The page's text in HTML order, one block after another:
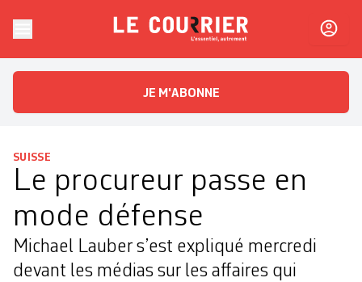
Le CourrierL'essentiel, autrement
JE M'ABONNE
SUISSE
Le procureur passe en
mode défense
Michael Lauber s’est expliqué mercredi
devant les médias sur les affaires qui